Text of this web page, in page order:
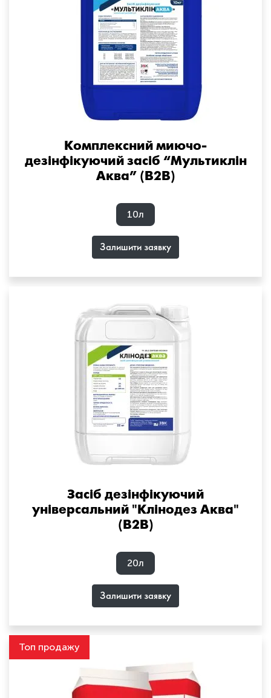
Комплексний миючо-
дезінфікуючий засіб “Мультиклін
Аква” (B2B)
10л
Залишити заявку
Засіб дезінфікуючий
універсальний "Клінодез Аква"
(B2B)
20л
Залишити заявку
Топ продажу